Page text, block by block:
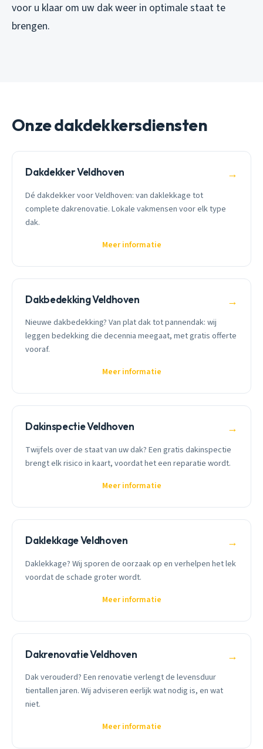
voor u klaar om uw dak weer in optimale staat te
brengen.
Onze dakdekkersdiensten
Dakdekker Veldhoven →
Dé dakdekker voor Veldhoven: van daklekkage tot
complete dakrenovatie. Lokale vakmensen voor elk type
dak.
Meer informatie
Dakbedekking Veldhoven →
Nieuwe dakbedekking? Van plat dak tot pannendak: wij
leggen bedekking die decennia meegaat, met gratis offerte
vooraf.
Meer informatie
Dakinspectie Veldhoven →
Twijfels over de staat van uw dak? Een gratis dakinspectie
brengt elk risico in kaart, voordat het een reparatie wordt.
Meer informatie
Daklekkage Veldhoven →
Daklekkage? Wij sporen de oorzaak op en verhelpen het lek
voordat de schade groter wordt.
Meer informatie
Dakrenovatie Veldhoven →
Dak verouderd? Een renovatie verlengt de levensduur
tientallen jaren. Wij adviseren eerlijk wat nodig is, en wat
niet.
Meer informatie